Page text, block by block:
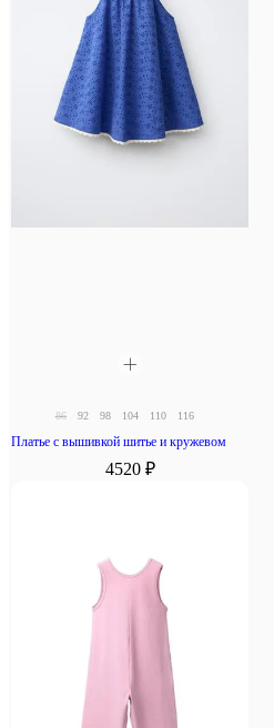
86 92 98 104 110 116
Платье с вышивкой шитье и кружевом
4520 ₽